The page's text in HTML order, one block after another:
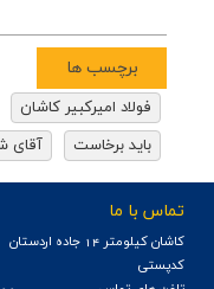
برچسب ها
فولاد امیرکبیر کاشان
باید برخاست
آقای
تماس با ما
كاشان كيلومتر 14 جاده اردستان
کدپستی